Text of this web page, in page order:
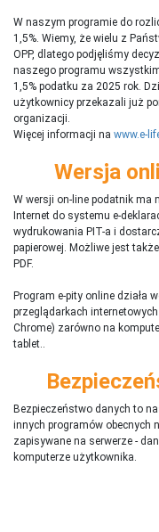
W naszym programie do
1,5%. Wiemy, że wielu z
OPP, dlatego podjęliśmy
naszego programu
1,5% podatku za 2025 rok.
użytkownicy przekazali już
organizacji.
Więcej informacji na www.e-
Wersja
W wersji on-line podatnik ma
Internet do systemu e-
wydrukowania PIT-a i
papierowej. Możliwe jest
PDF.
Program e-pity online działa
przeglądarkach internetowych
Chrome) zarówno na
tablet..
Bezpieczeństwo danych to
innych programów obecnych
zapisywane na serwerze -
komputerze użytkownika.